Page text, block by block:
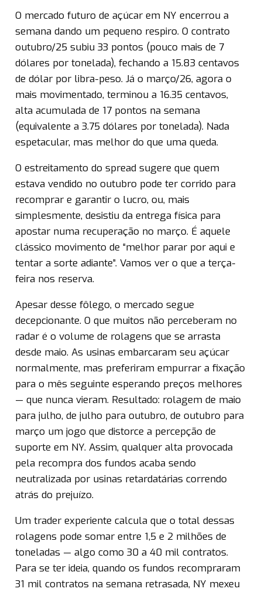
O mercado futuro de açúcar em NY encerrou a
semana dando um pequeno respiro. O contrato
outubro/25 subiu 33 pontos (pouco mais de 7
dólares por tonelada), fechando a 15.83 centavos
de dólar por libra-peso. Já o março/26, agora o
mais movimentado, terminou a 16.35 centavos,
alta acumulada de 17 pontos na semana
(equivalente a 3.75 dólares por tonelada). Nada
espetacular, mas melhor do que uma queda.
O estreitamento do spread sugere que quem
estava vendido no outubro pode ter corrido para
recomprar e garantir o lucro, ou, mais
simplesmente, desistiu da entrega física para
apostar numa recuperação no março. É aquele
clássico movimento de “melhor parar por aqui e
tentar a sorte adiante”. Vamos ver o que a terça-
feira nos reserva.
Apesar desse fôlego, o mercado segue
decepcionante. O que muitos não perceberam no
radar é o volume de rolagens que se arrasta
desde maio. As usinas embarcaram seu açúcar
normalmente, mas preferiram empurrar a fixação
para o mês seguinte esperando preços melhores
— que nunca vieram. Resultado: rolagem de maio
para julho, de julho para outubro, de outubro para
março um jogo que distorce a percepção de
suporte em NY. Assim, qualquer alta provocada
pela recompra dos fundos acaba sendo
neutralizada por usinas retardatárias correndo
atrás do prejuízo.
Um trader experiente calcula que o total dessas
rolagens pode somar entre 1,5 e 2 milhões de
toneladas — algo como 30 a 40 mil contratos.
Para se ter ideia, quando os fundos recompraram
31 mil contratos na semana retrasada, NY mexeu